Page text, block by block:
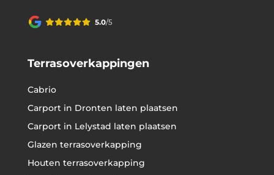
Terrasoverkappingen
Cabrio
Carport in Dronten laten plaatsen
Carport in Lelystad laten plaatsen
Glazen terrasoverkapping
Houten terrasoverkapping